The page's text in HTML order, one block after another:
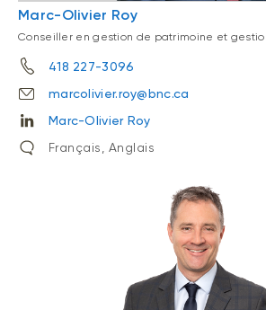
Marc-Olivier Roy
Conseiller en gestion de patrimoine et
418 227-3096
marcolivier.roy@bnc.ca
Marc-Olivier Roy
Français, Anglais